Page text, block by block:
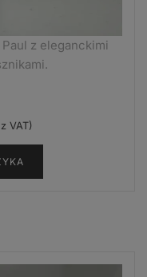
z eleganckimi
VAT)